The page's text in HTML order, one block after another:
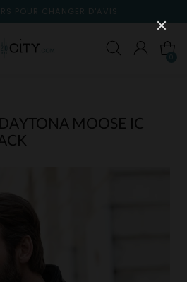
CHANGER D'AVIS
MOOSE IC